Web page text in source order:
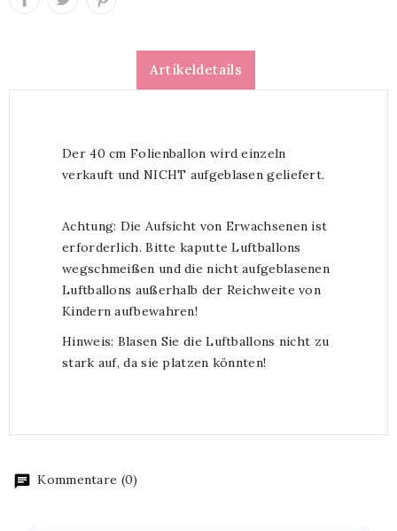
Artikeldetails
Der 40 cm Folienballon wird einzeln
verkauft und NICHT aufgeblasen geliefert.
Achtung: Die Aufsicht von Erwachsenen ist
erforderlich. Bitte kaputte Luftballons
wegschmeißen und die nicht aufgeblasenen
Luftballons außerhalb der Reichweite von
Kindern aufbewahren!
Hinweis: Blasen Sie die Luftballons nicht zu
stark auf, da sie platzen könnten!
Kommentare (0)